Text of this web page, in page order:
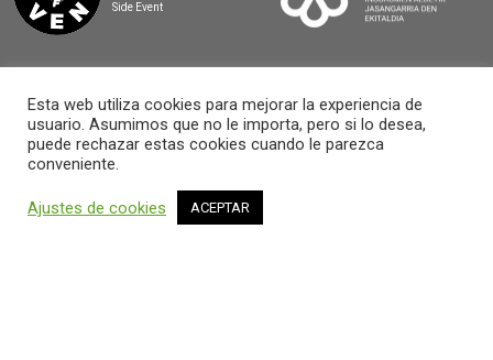
Side Event
2025 BASQUE CIRCULAR SUMMIT
Esta web utiliza cookies para mejorar la experiencia de
usuario. Asumimos que no le importa, pero si lo desea,
puede rechazar estas cookies cuando le parezca
conveniente.
Ajustes de cookies ACEPTAR